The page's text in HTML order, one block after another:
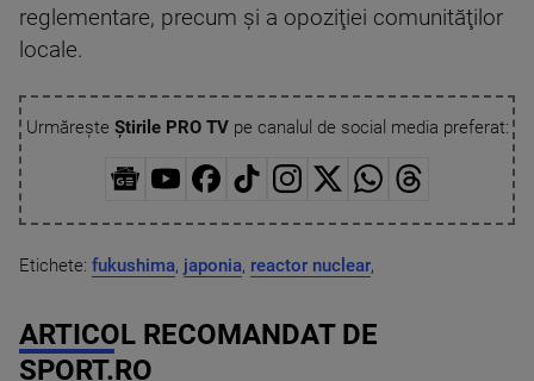
reglementare, precum şi a opoziţiei comunităţilor
locale.
Urmărește Știrile PRO TVpe canalul de social media preferat:
Etichete: fukushima, japonia, reactor nuclear,
ARTICOL RECOMANDAT DE
SPORT.RO